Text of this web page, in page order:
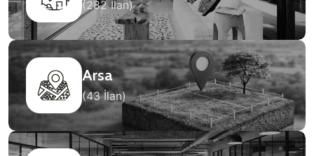
(282 İlan)
Arsa
(43 İlan)